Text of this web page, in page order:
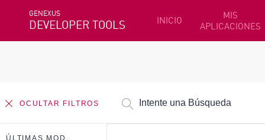
GENEXUS
DEVELOPER TOOLS INICIO
MIS
APLICACIONES